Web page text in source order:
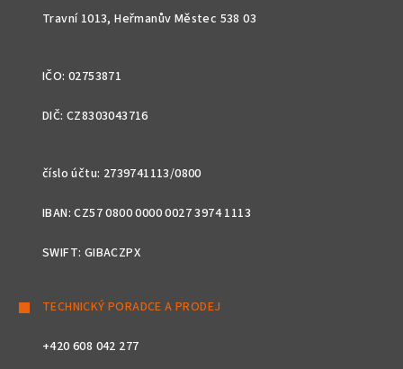
Travní 1013, Heřmanův Městec 538 03
IČO: 02753871
DIČ: CZ8303043716
číslo účtu: 2739741113/0800
IBAN: CZ57 0800 0000 0027 3974 1113
SWIFT: GIBACZPX
TECHNICKÝ PORADCE A PRODEJ
+420 608 042 277